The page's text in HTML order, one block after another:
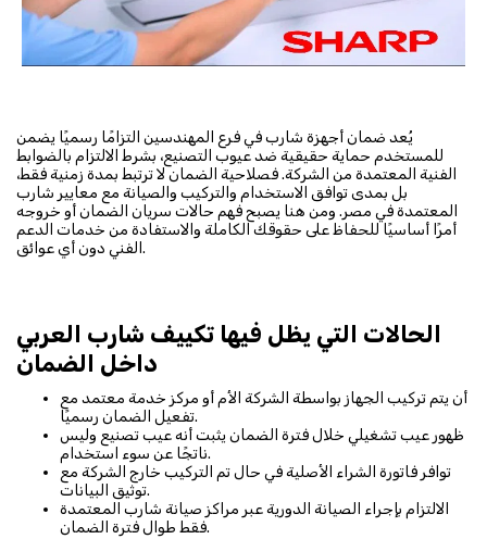
يُعد ضمان أجهزة شارب في فرع المهندسين التزامًا رسميًا يضمن
للمستخدم حماية حقيقية ضد عيوب التصنيع، بشرط الالتزام بالضوابط
الفنية المعتمدة من الشركة. فصلاحية الضمان لا ترتبط بمدة زمنية فقط،
بل بمدى توافق الاستخدام والتركيب والصيانة مع معايير شارب
المعتمدة في مصر. ومن هنا يصبح فهم حالات سريان الضمان أو خروجه
أمرًا أساسيًا للحفاظ على حقوقك الكاملة والاستفادة من خدمات الدعم
الفني دون أي عوائق.
الحالات التي يظل فيها تكييف شارب العربي
داخل الضمان
أن يتم تركيب الجهاز بواسطة الشركة الأم أو مركز خدمة معتمد مع
تفعيل الضمان رسميًا.
ظهور عيب تشغيلي خلال فترة الضمان يثبت أنه عيب تصنيع وليس
ناتجًا عن سوء استخدام.
توافر فاتورة الشراء الأصلية في حال تم التركيب خارج الشركة مع
توثيق البيانات.
الالتزام بإجراء الصيانة الدورية عبر مراكز صيانة شارب المعتمدة
فقط طوال فترة الضمان.